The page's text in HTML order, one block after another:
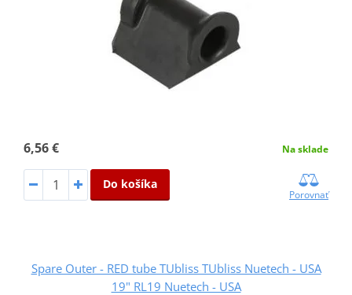
6,56 € Na sklade
Do košíka
Porovnať
Spare Outer - RED tube TUbliss TUbliss Nuetech - USA
19" RL19 Nuetech - USA